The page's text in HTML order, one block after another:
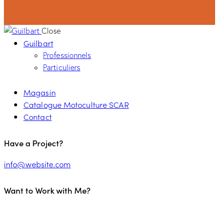
Close
Guilbart
Professionnels
Particuliers
Magasin
Catalogue Motoculture SCAR
Contact
Have a Project?
info@website.com
Want to Work with Me?